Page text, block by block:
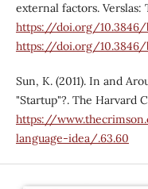
external factors. Verslas:
https://doi.org/10.3846/
https://doi.org/10.3846/
Sun, K. (2011). In and
"Startup"?. The Harvard
https://
language-idea/.63.60